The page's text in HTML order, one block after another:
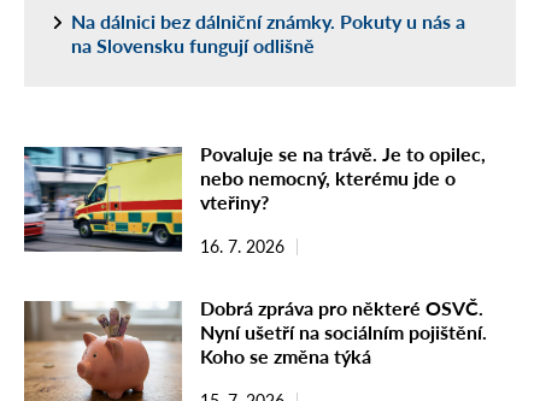
Na dálnici bez dálniční známky. Pokuty u nás a
na Slovensku fungují odlišně
Povaluje se na trávě. Je to opilec,
nebo nemocný, kterému jde o
vteřiny?
16. 7. 2026
Dobrá zpráva pro některé OSVČ.
Nyní ušetří na sociálním pojištění.
Koho se změna týká